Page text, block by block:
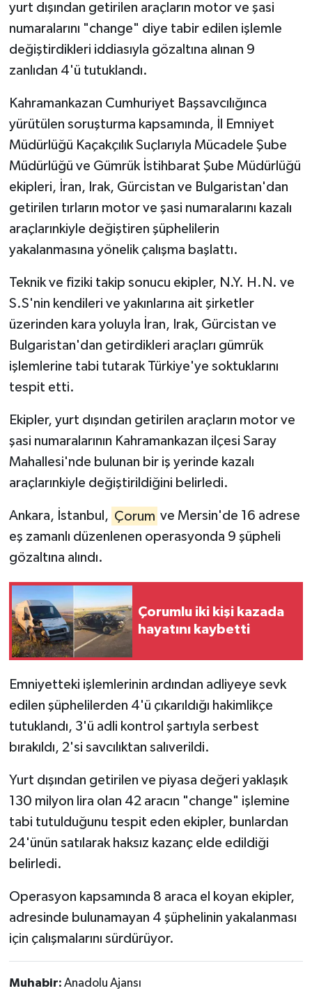
yurt dışından getirilen araçların motor ve şasi
numaralarını "change" diye tabir edilen işlemle
değiştirdikleri iddiasıyla gözaltına alınan 9
zanlıdan 4'ü tutuklandı.
Kahramankazan Cumhuriyet Başsavcılığınca
yürütülen soruşturma kapsamında, İl Emniyet
Müdürlüğü Kaçakçılık Suçlarıyla Mücadele Şube
Müdürlüğü ve Gümrük İstihbarat Şube Müdürlüğü
ekipleri, İran, Irak, Gürcistan ve Bulgaristan'dan
getirilen tırların motor ve şasi numaralarını kazalı
araçlarınkiyle değiştiren şüphelilerin
yakalanmasına yönelik çalışma başlattı.
Teknik ve fiziki takip sonucu ekipler, N.Y. H.N. ve
S.S'nin kendileri ve yakınlarına ait şirketler
üzerinden kara yoluyla İran, Irak, Gürcistan ve
Bulgaristan'dan getirdikleri araçları gümrük
işlemlerine tabi tutarak Türkiye'ye soktuklarını
tespit etti.
Ekipler, yurt dışından getirilen araçların motor ve
şasi numaralarının Kahramankazan ilçesi Saray
Mahallesi'nde bulunan bir iş yerinde kazalı
araçlarınkiyle değiştirildiğini belirledi.
Ankara, İstanbul, Çorum ve Mersin'de 16 adrese
eş zamanlı düzenlenen operasyonda 9 şüpheli
gözaltına alındı.
Çorumlu iki kişi kazada
hayatını kaybetti
Emniyetteki işlemlerinin ardından adliyeye sevk
edilen şüphelilerden 4'ü çıkarıldığı hakimlikçe
tutuklandı, 3'ü adli kontrol şartıyla serbest
bırakıldı, 2'si savcılıktan salıverildi.
Yurt dışından getirilen ve piyasa değeri yaklaşık
130 milyon lira olan 42 aracın "change" işlemine
tabi tutulduğunu tespit eden ekipler, bunlardan
24'ünün satılarak haksız kazanç elde edildiği
belirledi.
Operasyon kapsamında 8 araca el koyan ekipler,
adresinde bulunamayan 4 şüphelinin yakalanması
için çalışmalarını sürdürüyor.
Muhabir: Anadolu Ajansı